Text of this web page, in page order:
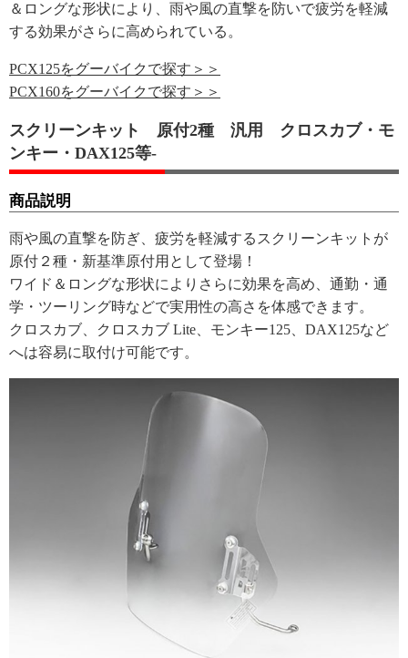
＆ロングな形状により、雨や風の直撃を防いで疲労を軽減
する効果がさらに高められている。
PCX125をグーバイクで探す＞＞
PCX160をグーバイクで探す＞＞
スクリーンキット 原付2種 汎用 クロスカブ・モ
ンキー・DAX125等-
商品説明
雨や風の直撃を防ぎ、疲労を軽減するスクリーンキットが
原付２種・新基準原付用として登場！
ワイド＆ロングな形状によりさらに効果を高め、通勤・通
学・ツーリング時などで実用性の高さを体感できます。
クロスカブ、クロスカブ Lite、モンキー125、DAX125など
へは容易に取付け可能です。